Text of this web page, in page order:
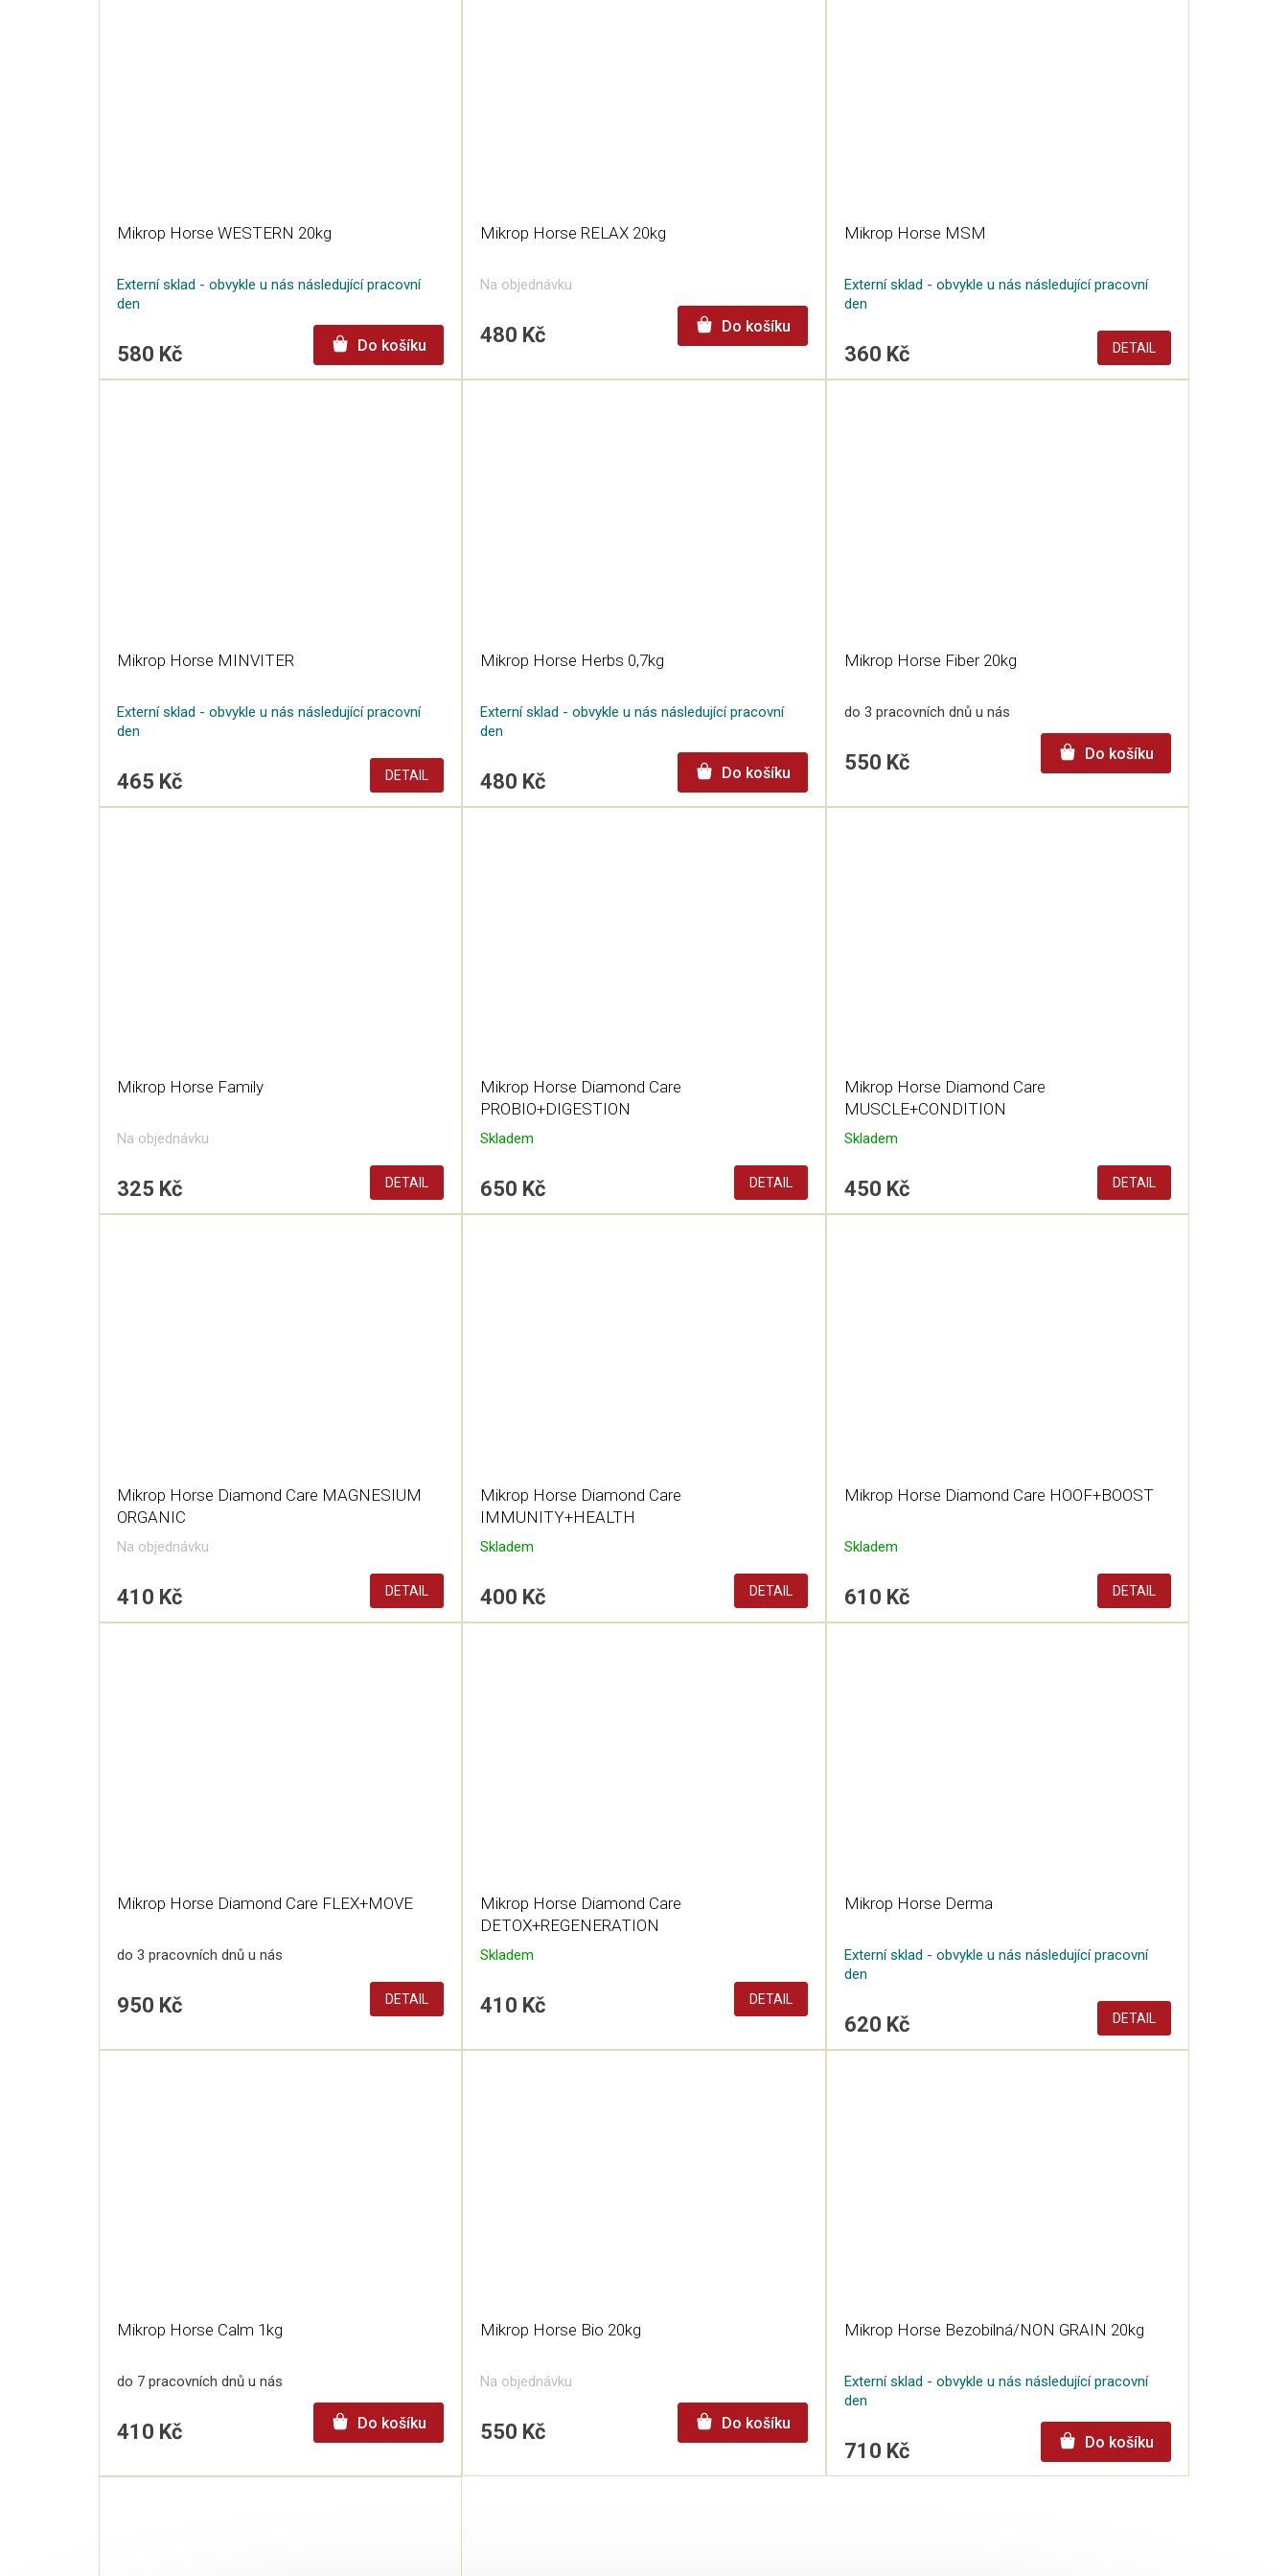
Mikrop Horse WESTERN 20kg
Externí sklad - obvykle u nás následující pracovní
den
580 Kč Do košíku
Mikrop Horse RELAX 20kg
Na objednávku
480 Kč Do košíku
Mikrop Horse MSM
Externí sklad - obvykle u nás následující pracovní
den
360 Kč DETAIL
Mikrop Horse MINVITER
Externí sklad - obvykle u nás následující pracovní
den
465 Kč DETAIL
Mikrop Horse Herbs 0,7kg
Externí sklad - obvykle u nás následující pracovní
den
480 Kč Do košíku
Mikrop Horse Fiber 20kg
do 3 pracovních dnů u nás
550 Kč Do košíku
Mikrop Horse Family
Na objednávku
325 Kč DETAIL
Mikrop Horse Diamond Care
PROBIO+DIGESTION
Skladem
650 Kč DETAIL
Mikrop Horse Diamond Care
MUSCLE+CONDITION
Skladem
450 Kč DETAIL
Mikrop Horse Diamond Care MAGNESIUM
ORGANIC
Na objednávku
410 Kč DETAIL
Mikrop Horse Diamond Care
IMMUNITY+HEALTH
Skladem
400 Kč DETAIL
Mikrop Horse Diamond Care HOOF+BOOST
Skladem
610 Kč DETAIL
Mikrop Horse Diamond Care FLEX+MOVE
do 3 pracovních dnů u nás
950 Kč DETAIL
Mikrop Horse Diamond Care
DETOX+REGENERATION
Skladem
410 Kč DETAIL
Mikrop Horse Derma
Externí sklad - obvykle u nás následující pracovní
den
620 Kč DETAIL
Mikrop Horse Calm 1kg
do 7 pracovních dnů u nás
410 Kč Do košíku
Mikrop Horse Bio 20kg
Na objednávku
550 Kč Do košíku
Mikrop Horse Bezobilná/NON GRAIN 20kg
Externí sklad - obvykle u nás následující pracovní
den
710 Kč Do košíku